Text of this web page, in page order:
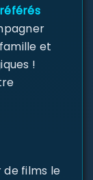
et
!
films le